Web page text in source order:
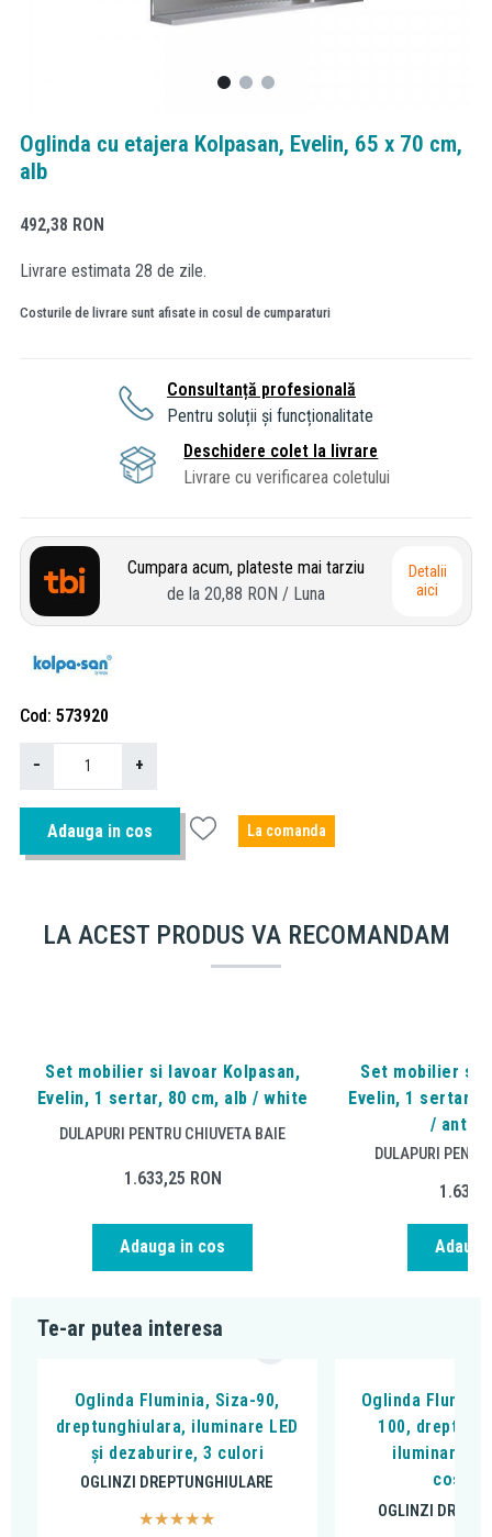
Oglinda cu etajera Kolpasan, Evelin, 65 x 70 cm,
alb
492,38 RON
Livrare estimata 28 de zile.
Costurile de livrare sunt afisate in cosul de cumparaturi
Consultanță profesională
Pentru soluții și funcționalitate
Deschidere colet la livrare
Livrare cu verificarea coletului
Cumpara acum, plateste mai tarziu
de la 20,88 RON / Luna
Detalii
aici
Cod 573920
− +
Adauga in cos La comanda
LA ACEST PRODUS VA RECOMANDAM
Set mobilier si lavoar Kolpasan,
Evelin, 1 sertar, 80 cm, alb / white
DULAPURI PENTRU CHIUVETA BAIE
1.633,25 RON
Adauga in cos
Set mobilier si
Evelin, 1 sertar,
/
DULAPURI
Te-ar putea interesa
Oglinda Fluminia, Siza-90,
dreptunghiulara, iluminare LED
și dezaburire, 3 culori
OGLINZI DREPTUNGHIULARE
Oglinda
100,
iluminare
OGLINZI